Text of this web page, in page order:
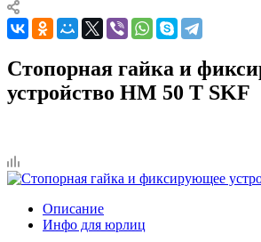
Стопорная гайка и
устройство HM 50 T SKF
Описание
Инфо для юрлиц